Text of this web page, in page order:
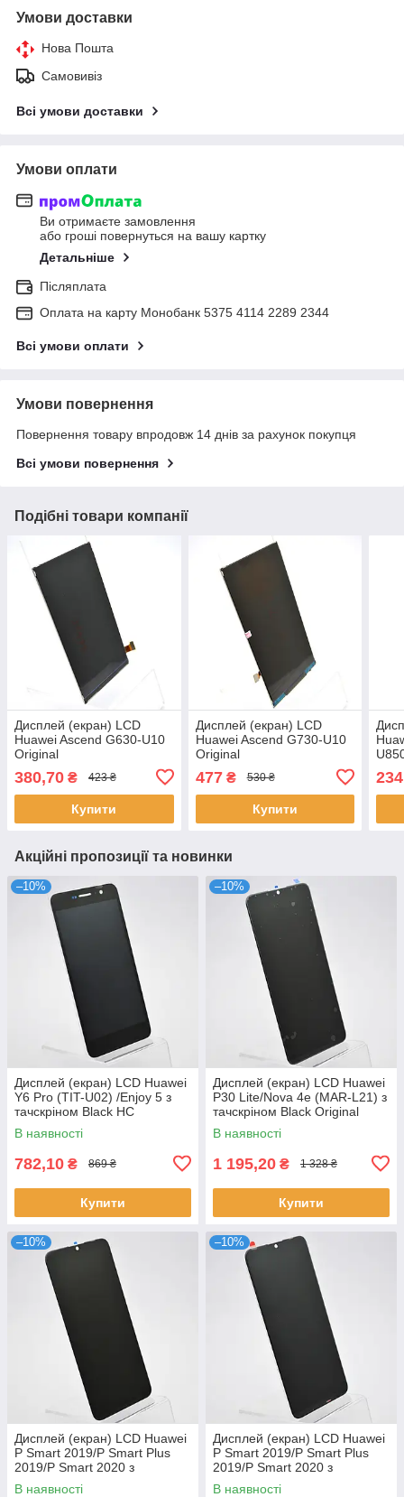
Умови доставки
Нова Пошта
Самовивіз
Всі умови доставки
Умови оплати
Ви отримаєте замовлення
або гроші повернуться на вашу картку
Детальніше
Післяплата
Оплата на карту Монобанк 5375 4114 2289 2344
Всі умови оплати
Умови повернення
Повернення товару впродовж 14 днів за рахунок покупця
Всі умови повернення
Подібні товари компанії
Дисплей (екран) LCD
Huawei Ascend G630-U10
Original
380,70 ₴ 423 ₴
Купити
Дисплей (екран) LCD
Huawei Ascend G730-U10
Original
477₴ 530 ₴
Купити
Акційні пропозиції та новинки
–10%
Дисплей (екран) LCD Huawei
Y6 Pro (TIT-U02) /Enjoy 5 з
тачскріном Black HC
В наявності
782,10 ₴ 869 ₴
Купити
–10%
Дисплей (екран) LCD Huawei
P30 Lite/Nova 4e (MAR-L21) з
тачскріном Black Original
В наявності
1 195,20 ₴ 1 328 ₴
Купити
–10%
Дисплей (екран) LCD Huawei
P Smart 2019/P Smart Plus
2019/P Smart 2020 з
тачскріном Black Original
В наявності
–10%
Дисплей (екран) LCD Huawei
P Smart 2019/P Smart Plus
2019/P Smart 2020 з
тачскріном Refurbished
В наявності